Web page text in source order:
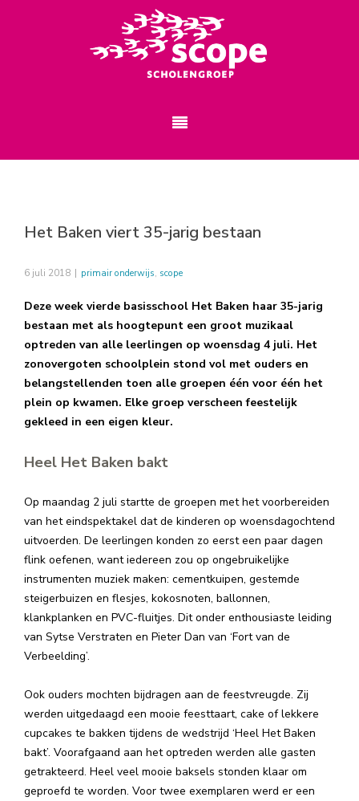
Het Baken viert 35-jarig bestaan
6 juli 2018 | primair onderwijs, scope
Deze week vierde basisschool Het Baken haar 35-jarig
bestaan met als hoogtepunt een groot muzikaal
optreden van alle leerlingen op woensdag 4 juli. Het
zonovergoten schoolplein stond vol met ouders en
belangstellenden toen alle groepen één voor één het
plein op kwamen. Elke groep verscheen feestelijk
gekleed in een eigen kleur.
Heel Het Baken bakt
Op maandag 2 juli startte de groepen met het voorbereiden
van het eindspektakel dat de kinderen op woensdagochtend
uitvoerden. De leerlingen konden zo eerst een paar dagen
flink oefenen, want iedereen zou op ongebruikelijke
instrumenten muziek maken: cementkuipen, gestemde
steigerbuizen en flesjes, kokosnoten, ballonnen,
klankplanken en PVC-fluitjes. Dit onder enthousiaste leiding
van Sytse Verstraten en Pieter Dan van ‘Fort van de
Verbeelding’.
Ook ouders mochten bijdragen aan de feestvreugde. Zij
werden uitgedaagd een mooie feesttaart, cake of lekkere
cupcakes te bakken tijdens de wedstrijd ‘Heel Het Baken
bakt’. Voorafgaand aan het optreden werden alle gasten
getrakteerd. Heel veel mooie baksels stonden klaar om
geproefd te worden. Voor twee exemplaren werd er een